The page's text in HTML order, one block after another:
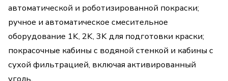
автоматической и роботизированной покраски;
ручное и автоматическое смесительное
оборудование 1K, 2K, 3K для подготовки краски;
покрасочные кабины с водяной стенкой и кабины с
сухой фильтрацией, включая активированный